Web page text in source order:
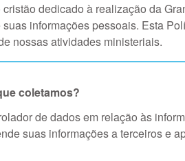
dedicado à realização da
informações pessoais. Esta
nossas atividades ministeriais.
coletamos?
de dados em relação às
suas informações a terceiros e